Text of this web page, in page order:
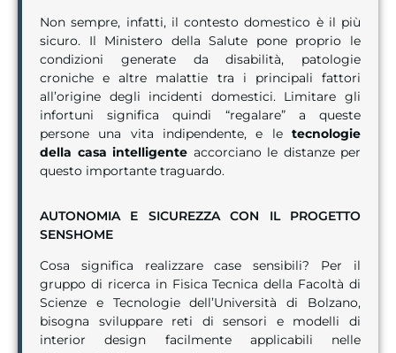
Non sempre, infatti, il contesto domestico è il più
sicuro. Il Ministero della Salute pone proprio le
condizioni generate da disabilità, patologie
croniche e altre malattie tra i principali fattori
all’origine degli incidenti domestici. Limitare gli
infortuni significa quindi “regalare” a queste
persone una vita indipendente, e le tecnologie
della casa intelligente accorciano le distanze per
questo importante traguardo.
AUTONOMIA E SICUREZZA CON IL PROGETTO
SENSHOME
Cosa significa realizzare case sensibili? Per il
gruppo di ricerca in Fisica Tecnica della Facoltà di
Scienze e Tecnologie dell’Università di Bolzano,
bisogna sviluppare reti di sensori e modelli di
interior design facilmente applicabili nelle